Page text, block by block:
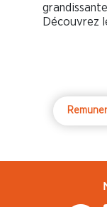
Découvrez